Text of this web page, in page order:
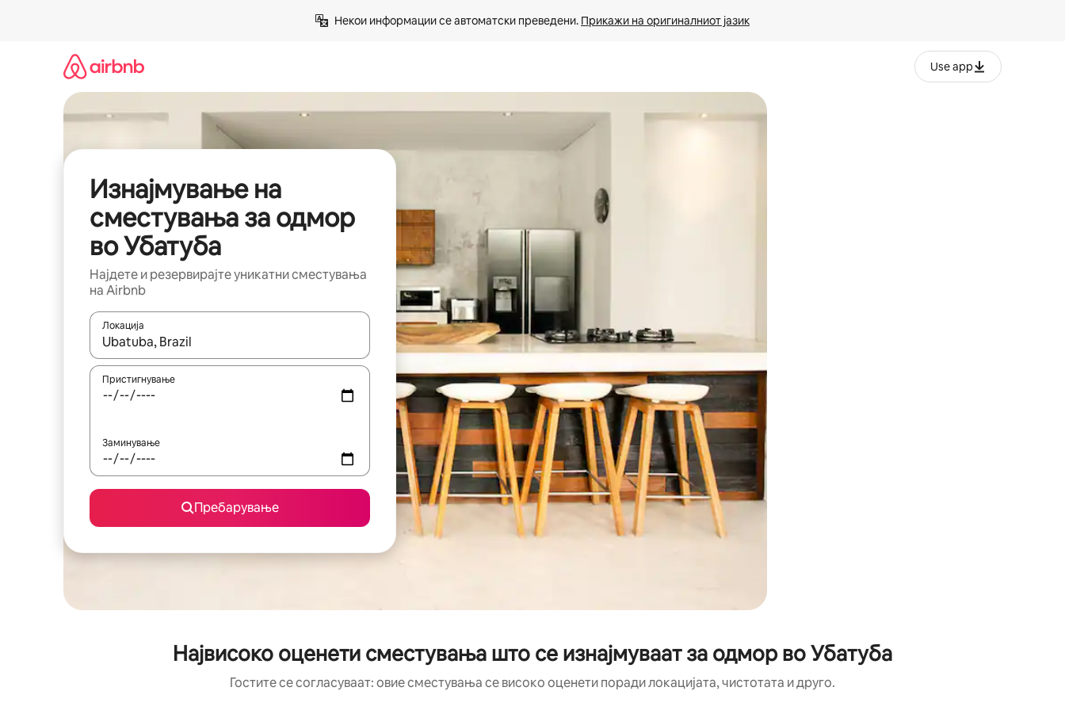
Некои информации се автоматски преведени. Прикажи на оригиналниот јазик
Use app
Изнајмување на
сместувања за одмор
во Убатуба
Најдете и резервирајте уникатни сместувања
на Airbnb
Локација
Кога резултатите се достапни, движете се со копчињата со стрелки нагоре и надолу или истражувајте со допирање или со лизгање.
Пристигнување
Заминување
Пребарување
Највисоко оценети сместувања што се изнајмуваат за одмор во Убатуба
Гостите се согласуваат: овие сместувања се високо оценети поради локацијата, чистотата и друго.